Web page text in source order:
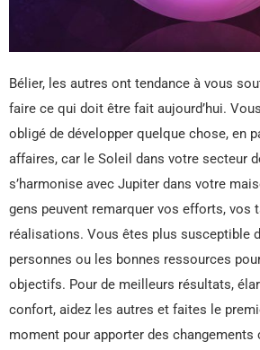
Bélier, les autres ont tendance à vous
faire ce qui doit être fait aujourd’hui.
obligé de développer quelque chose, en
affaires, car le Soleil dans votre secteur
s’harmonise avec Jupiter dans votre
gens peuvent remarquer vos efforts, vos
réalisations. Vous êtes plus susceptible
personnes ou les bonnes ressources
objectifs. Pour de meilleurs résultats,
confort, aidez les autres et faites le
moment pour apporter des changements